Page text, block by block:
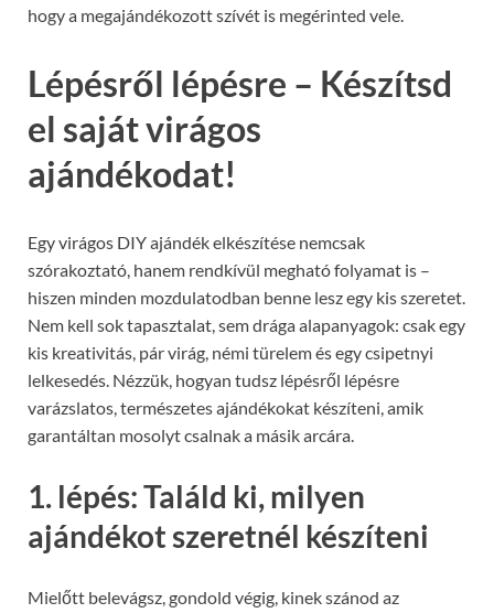
hogy a megajándékozott szívét is megérinted vele.
Lépésről lépésre – Készítsd
el saját virágos
ajándékodat!
Egy virágos DIY ajándék elkészítése nemcsak
szórakoztató, hanem rendkívül megható folyamat is –
hiszen minden mozdulatodban benne lesz egy kis szeretet.
Nem kell sok tapasztalat, sem drága alapanyagok: csak egy
kis kreativitás, pár virág, némi türelem és egy csipetnyi
lelkesedés. Nézzük, hogyan tudsz lépésről lépésre
varázslatos, természetes ajándékokat készíteni, amik
garantáltan mosolyt csalnak a másik arcára.
1. lépés: Találd ki, milyen
ajándékot szeretnél készíteni
Mielőtt belevágsz, gondold végig, kinek szánod az